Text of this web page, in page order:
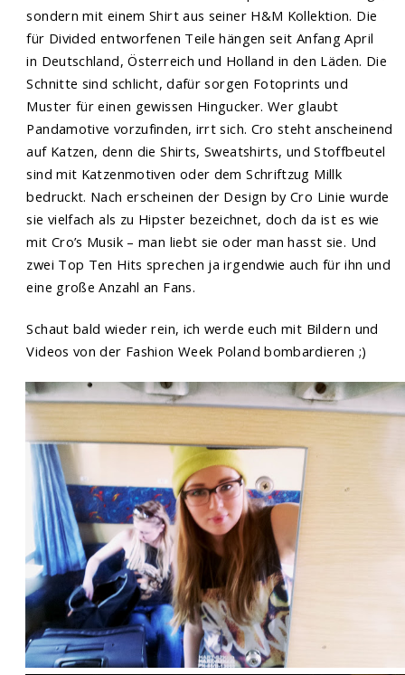
sondern mit einem Shirt aus seiner H&M Kollektion. Die
für Divided entworfenen Teile hängen seit Anfang April
in Deutschland, Österreich und Holland in den Läden. Die
Schnitte sind schlicht, dafür sorgen Fotoprints und
Muster für einen gewissen Hingucker. Wer glaubt
Pandamotive vorzufinden, irrt sich. Cro steht anscheinend
auf Katzen, denn die Shirts, Sweatshirts, und Stoffbeutel
sind mit Katzenmotiven oder dem Schriftzug Millk
bedruckt. Nach erscheinen der Design by Cro Linie wurde
sie vielfach als zu Hipster bezeichnet, doch da ist es wie
mit Cro’s Musik – man liebt sie oder man hasst sie. Und
zwei Top Ten Hits sprechen ja irgendwie auch für ihn und
eine große Anzahl an Fans.
Schaut bald wieder rein, ich werde euch mit Bildern und
Videos von der Fashion Week Poland bombardieren ;)